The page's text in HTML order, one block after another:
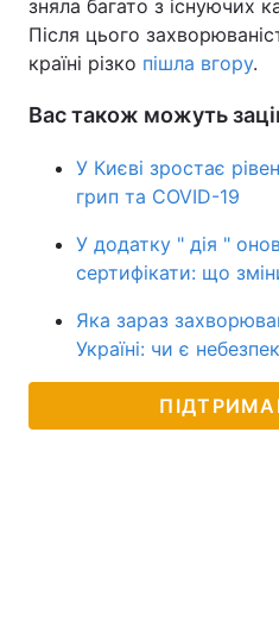
зняла багато з існуючих
Після цього
країні різко пішла вгору.
Вас також можуть
У Києві зростає
грип та COVID-19
У додатку " дія "
сертифікати: що
Яка зараз
Україні: чи є